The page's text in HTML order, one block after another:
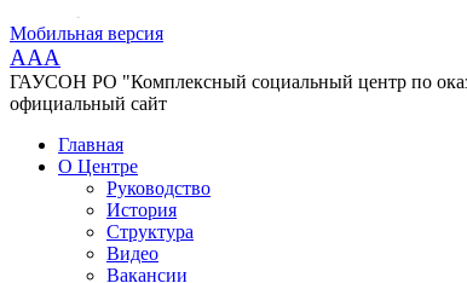
Мобильная версия
AAA
ГАУСОН РО "Комплексный социальный центр по
официальный сайт
Главная
О Центре
Руководство
История
Структура
Видео
Вакансии